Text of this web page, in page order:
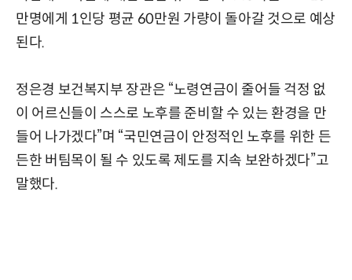
만명에게 1인당 평균 60만원 가량이 돌아갈 것으로 예상
된다.
정은경 보건복지부 장관은 “노령연금이 줄어들 걱정 없
이 어르신들이 스스로 노후를 준비할 수 있는 환경을 만
들어 나가겠다”며 “국민연금이 안정적인 노후를 위한 든
든한 버팀목이 될 수 있도록 제도를 지속 보완하겠다”고
말했다.